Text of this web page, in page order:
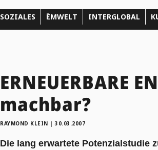
SOZIALES ËMWELT INTERGLOBAL
ERNEUERBARE
machbar?
RAYMOND KLEIN | 30.03.2007
Die lang erwartete Potenzialstudie